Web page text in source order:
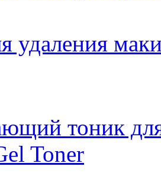
удаления
тоник
Toner